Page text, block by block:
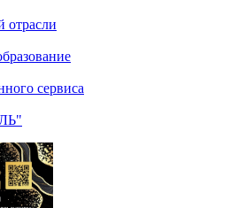
отрасли
сервиса